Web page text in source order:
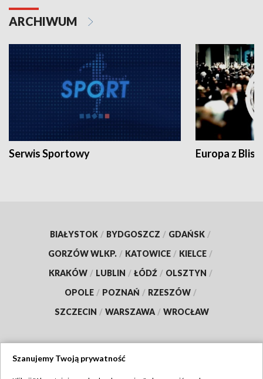
ARCHIWUM
Serwis Sportowy Europa z
BIAŁYSTOK / BYDGOSZCZ / GDAŃSK /
GORZÓW WLKP. / KATOWICE / KIELCE /
KRAKÓW / LUBLIN / ŁÓDŹ / OLSZTYN /
OPOLE / POZNAŃ / RZESZÓW /
SZCZECIN / WARSZAWA / WROCŁAW
Szanujemy Twoją prywatność